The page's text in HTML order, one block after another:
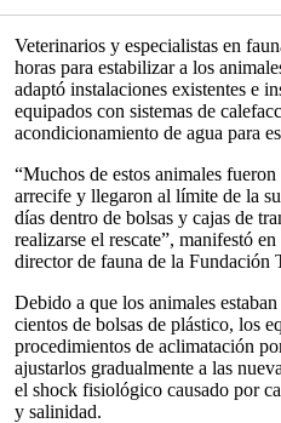
Veterinarios y especialistas en
horas para estabilizar a los
adaptó instalaciones existentes e
equipados con sistemas de
acondicionamiento de agua para
“Muchos de estos animales
arrecife y llegaron al límite de la
días dentro de bolsas y cajas de
realizarse el rescate”, manifestó
director de fauna de la Fundación
Debido a que los animales
cientos de bolsas de plástico, los
procedimientos de aclimatación
ajustarlos gradualmente a las
el shock fisiológico causado por
y salinidad.